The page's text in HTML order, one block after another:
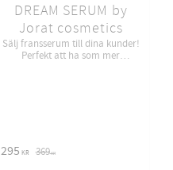
DREAM SERUM by
Jorat cosmetics
Sälj fransserum till dina kunder!
Perfekt att ha som mer
295 KR 369KR